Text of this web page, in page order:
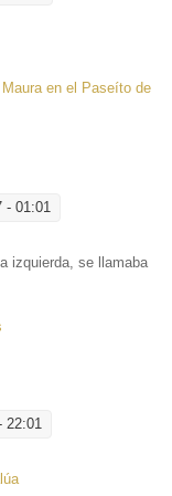
en el Paseíto de
- 01:01
izquierda, se llamaba
22:01